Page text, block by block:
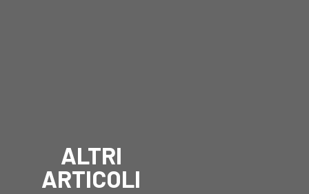
ALTRI
ARTICOLI